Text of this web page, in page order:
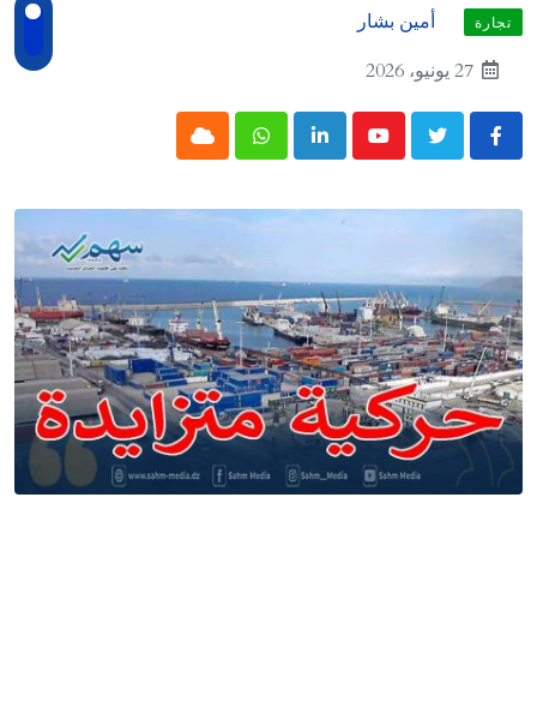
تجارة
أمين بشار
27 يونيو، 2026
Youtube
LinkedIn
Whatsapp
Cloud